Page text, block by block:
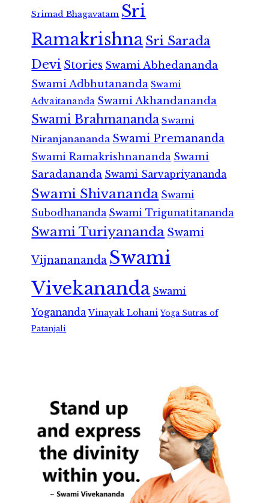
Srimad Bhagavatam Sri
RamakrishnaSri Sarada
Devi Stories Swami Abhedananda
Swami Adbhutananda Swami
Advaitananda Swami Akhandananda
Swami Brahmananda Swami
Niranjanananda Swami Premananda
Swami Ramakrishnananda Swami
Saradananda Swami Sarvapriyananda
Swami Shivananda Swami
Subodhananda Swami Trigunatitananda
Swami Turiyananda Swami
Vijnanananda Swami
Vivekananda Swami
Yogananda Vinayak Lohani Yoga Sutras of
Patanjali